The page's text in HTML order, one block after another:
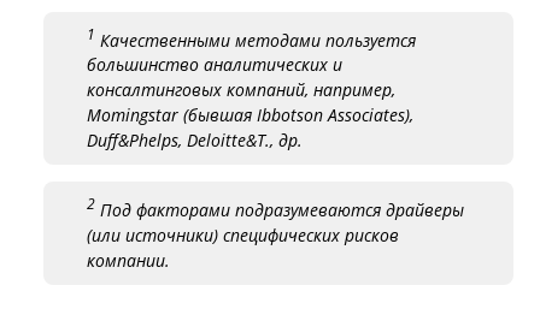
1 Качественными методами пользуется
большинство аналитических и
консалтинговых компаний, например,
Momingstar (бывшая Ibbotson Associates),
Duff&Phelps, Deloitte&T., др.
2 Под факторами подразумеваются драйверы
(или источники) специфических рисков
компании.